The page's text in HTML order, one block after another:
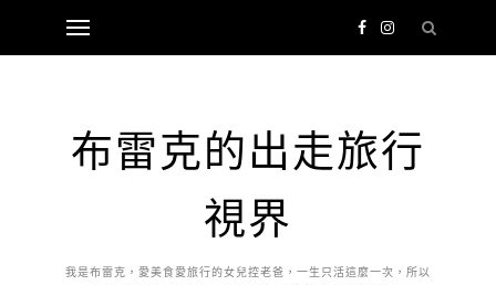
布雷克的出走旅行
視界
我是布雷克，愛美食愛旅行的女兒控老爸，一生只活這麼一次，所以